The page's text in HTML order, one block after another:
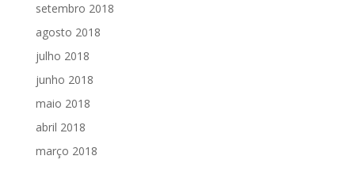
setembro 2018
agosto 2018
julho 2018
junho 2018
maio 2018
abril 2018
março 2018